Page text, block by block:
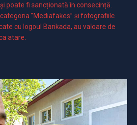
poate fi sancționată în consecință.
”Mediafakes” și fotografiile
cu logoul Barikada, au valoare de
atare.